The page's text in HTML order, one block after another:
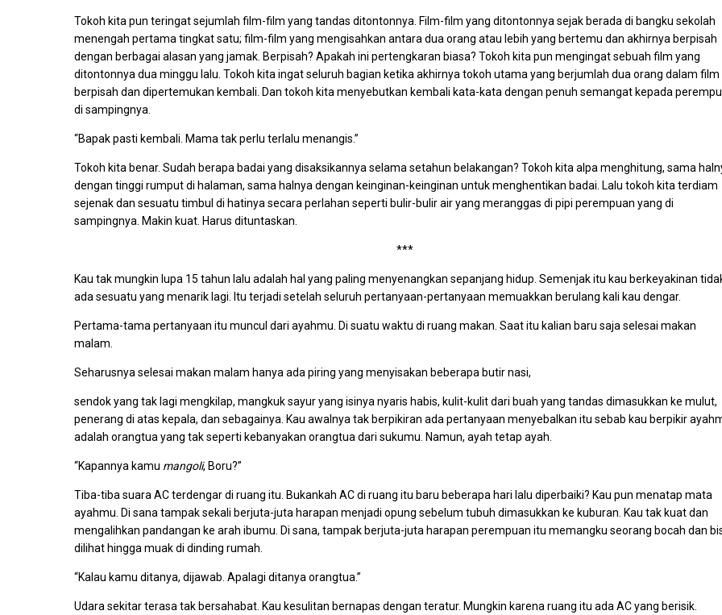
Tokoh kita pun teringat sejumlah film-film yang tandas ditontonnya. Film-film yang ditontonnya sejak berada di bangku sekolah
menengah pertama tingkat satu; film-film yang mengisahkan antara dua orang atau lebih yang bertemu dan akhirnya berpisah
dengan berbagai alasan yang jamak. Berpisah? Apakah ini pertengkaran biasa? Tokoh kita pun mengingat sebuah film yang
ditontonnya dua minggu lalu. Tokoh kita ingat seluruh bagian ketika akhirnya tokoh utama yang berjumlah dua orang dalam film
berpisah dan dipertemukan kembali. Dan tokoh kita menyebutkan kembali kata-kata dengan penuh semangat kepada
di sampingnya.
“Bapak pasti kembali. Mama tak perlu terlalu menangis.”
Tokoh kita benar. Sudah berapa badai yang disaksikannya selama setahun belakangan? Tokoh kita alpa menghitung, sama
dengan tinggi rumput di halaman, sama halnya dengan keinginan-keinginan untuk menghentikan badai. Lalu tokoh kita terdiam
sejenak dan sesuatu timbul di hatinya secara perlahan seperti bulir-bulir air yang meranggas di pipi perempuan yang di
sampingnya. Makin kuat. Harus dituntaskan.
***
Kau tak mungkin lupa 15 tahun lalu adalah hal yang paling menyenangkan sepanjang hidup. Semenjak itu kau berkeyakinan
ada sesuatu yang menarik lagi. Itu terjadi setelah seluruh pertanyaan-pertanyaan memuakkan berulang kali kau dengar.
Pertama-tama pertanyaan itu muncul dari ayahmu. Di suatu waktu di ruang makan. Saat itu kalian baru saja selesai makan
malam.
Seharusnya selesai makan malam hanya ada piring yang menyisakan beberapa butir nasi,
sendok yang tak lagi mengkilap, mangkuk sayur yang isinya nyaris habis, kulit-kulit dari buah yang tandas dimasukkan ke mulut,
penerang di atas kepala, dan sebagainya. Kau awalnya tak berpikiran ada pertanyaan menyebalkan itu sebab kau berpikir
adalah orangtua yang tak seperti kebanyakan orangtua dari sukumu. Namun, ayah tetap ayah.
“Kapannya kamu mangoli, Boru?”
Tiba-tiba suara AC terdengar di ruang itu. Bukankah AC di ruang itu baru beberapa hari lalu diperbaiki? Kau pun menatap mata
ayahmu. Di sana tampak sekali berjuta-juta harapan menjadi opung sebelum tubuh dimasukkan ke kuburan. Kau tak kuat dan
mengalihkan pandangan ke arah ibumu. Di sana, tampak berjuta-juta harapan perempuan itu memangku seorang bocah dan
dilihat hingga muak di dinding rumah.
“Kalau kamu ditanya, dijawab. Apalagi ditanya orangtua.”
Udara sekitar terasa tak bersahabat. Kau kesulitan bernapas dengan teratur. Mungkin karena ruang itu ada AC yang berisik.